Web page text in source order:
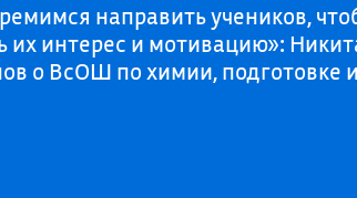
направить учеников,
их интерес и мотивацию»:
о ВсОШ по химии, подготовке